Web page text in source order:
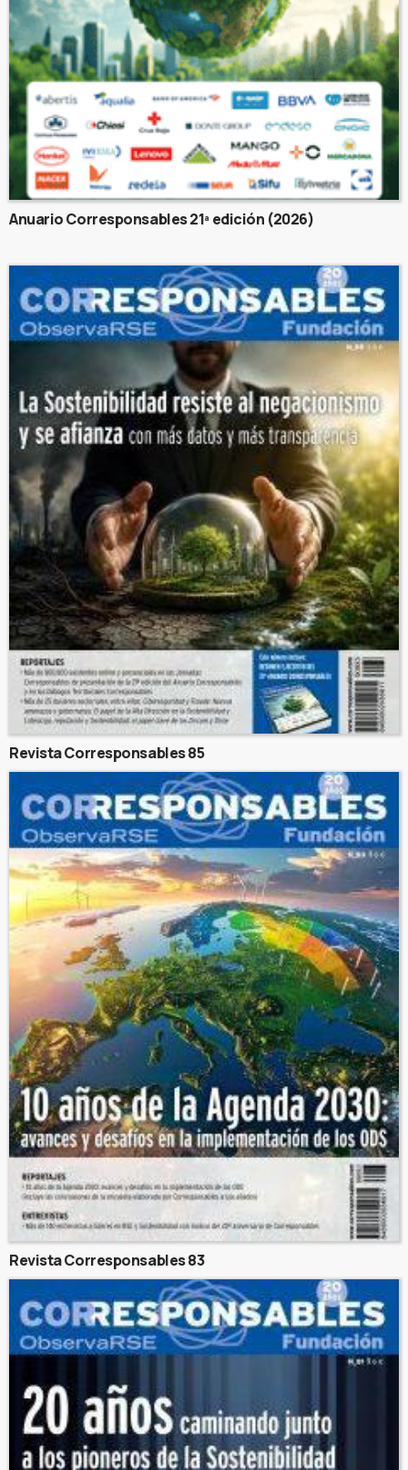
Anuario Corresponsables 21ª edición (2026)
Revista Corresponsables 85
Revista Corresponsables 83